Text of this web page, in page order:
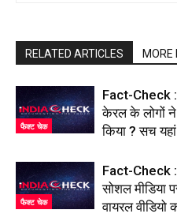
RELATED ARTICLES MORE
फैक्ट चेक
Fact-Check :
केरल के लोगों
किया ? सच
फैक्ट चेक
Fact-Check :
सोशल मीडिया
वायरल